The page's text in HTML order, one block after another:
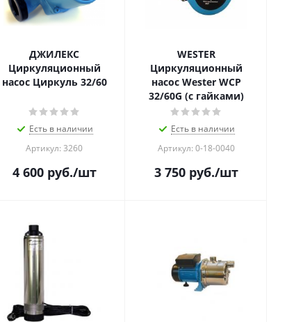
ДЖИЛЕКС
Циркуляционный
насос Циркуль 32/60
Есть в наличии
Артикул: 3260
4 600руб./шт
WESTER
Циркуляционный
насос Wester WCP
32/60G (с гайками)
Есть в наличии
Артикул: 0-18-0040
3 750руб./шт